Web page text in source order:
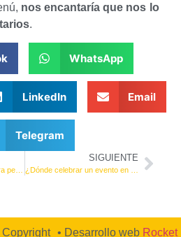
nos encantaría que nos lo
.
WhatsApp
LinkedIn Email
Telegram
SIGUIENTE
• Desarrollo web Rocket